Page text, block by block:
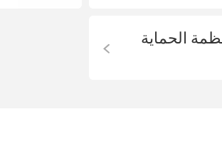
الحماية